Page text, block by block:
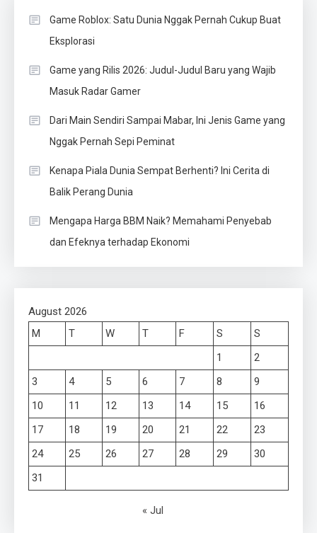
Game Roblox: Satu Dunia Nggak Pernah Cukup Buat
Eksplorasi
Game yang Rilis 2026: Judul-Judul Baru yang Wajib
Masuk Radar Gamer
Dari Main Sendiri Sampai Mabar, Ini Jenis Game yang
Nggak Pernah Sepi Peminat
Kenapa Piala Dunia Sempat Berhenti? Ini Cerita di
Balik Perang Dunia
Mengapa Harga BBM Naik? Memahami Penyebab
dan Efeknya terhadap Ekonomi
August 2026
M
T W T F S
S
1
2
3
4 5 6 7 8
9
10
11 12 13 14 15
16
17
18 19 20 21 22
23
24
25 26 27 28 29
30
31
« Jul